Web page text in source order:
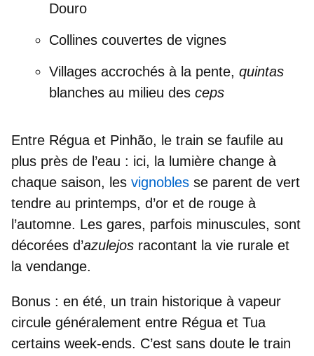
Douro
Collines couvertes de vignes
Villages accrochés à la pente, quintas
blanches au milieu des ceps
Entre Régua et Pinhão, le train se faufile au
plus près de l’eau : ici, la lumière change à
chaque saison, les vignobles se parent de vert
tendre au printemps, d’or et de rouge à
l’automne. Les gares, parfois minuscules, sont
décorées d’azulejos racontant la vie rurale et
la vendange.
Bonus : en été, un train historique à vapeur
circule généralement entre Régua et Tua
certains week-ends. C’est sans doute le train